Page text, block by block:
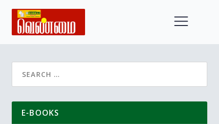
for:
E-BOOKS